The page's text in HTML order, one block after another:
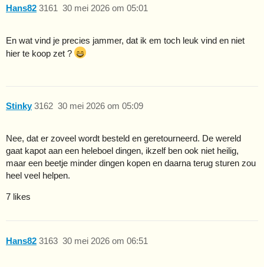
Hans82 30 mei 2026 om 05:01
3161
En wat vind je precies jammer, dat ik em toch leuk vind en niet
hier te koop zet ?
Stinky 30 mei 2026 om 05:09
3162
Nee, dat er zoveel wordt besteld en geretourneerd. De wereld
gaat kapot aan een heleboel dingen, ikzelf ben ook niet heilig,
maar een beetje minder dingen kopen en daarna terug sturen zou
heel veel helpen.
7 likes
Hans82 30 mei 2026 om 06:51
3163